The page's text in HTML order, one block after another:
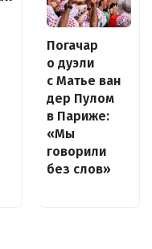
Погачар
о дуэли
с Матье ван
дер Пулом
в Париже:
«Мы
говорили
без слов»